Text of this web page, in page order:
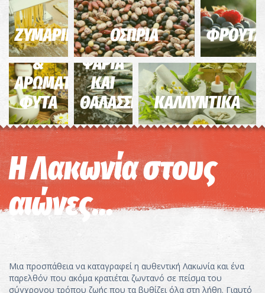
ΖΥΜΑΡΙΚΑ ΟΣΠΡΙΑ ΦΡΟΥΤΑ
ΒΟΤΑΝΑ
&
ΑΡΩΜΑΤΙΚΑ
ΦΥΤΑ
ΨΑΡΙΑ
ΚΑΙ
ΘΑΛΑΣΣΙΝΑΚΑΛΛΥΝΤΙΚΑ
Η Λακωνία στους
αιώνες...
Μια προσπάθεια να καταγραφεί η αυθεντική Λακωνία και ένα
παρελθόν που ακόμα κρατιέται ζωντανό σε πείσμα του
σύγχρονου τρόπου ζωής που τα βυθίζει όλα στη λήθη. Γιαυτό